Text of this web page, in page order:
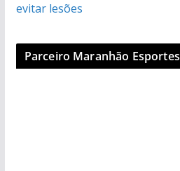
evitar lesões
Parceiro Maranhão Esportes